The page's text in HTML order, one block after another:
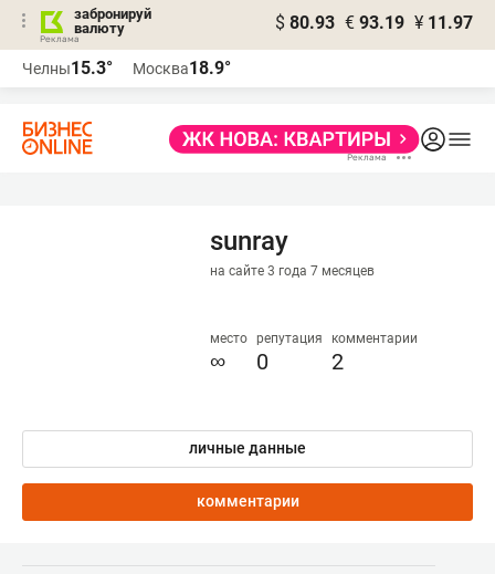
забронируй
валюту
$ 80.93 € 93.19 ¥ 11.97
Челны15.3° Москва18.9°
sunray
на сайте 3 года 7 месяцев
место
∞
репутация
0
комментарии
2
личные данные
комментарии